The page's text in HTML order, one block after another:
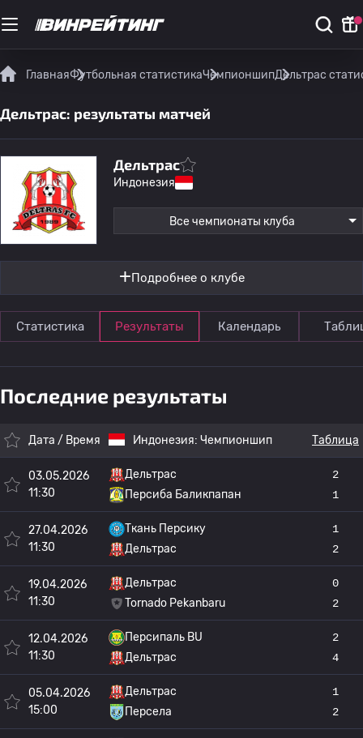
ГлавнаяФутбольная статистикаЧемпионшипДельтрас
Дельтрас: результаты матчей
Дельтрас
Индонезия
Все чемпионаты клуба
Подробнее о клубе
Статистика Результаты Календарь
Последние результаты
Дата / Время Индонезия: Чемпионшип Таблица
03.05.2026
11:30
Дельтрас
Персиба Баликпапан
2
1
27.04.2026
11:30
Ткань Персику
Дельтрас
1
2
19.04.2026
11:30
Дельтрас
Tornado Pekanbaru
0
2
12.04.2026
11:30
Персипаль BU
Дельтрас
2
4
05.04.2026
15:00
Дельтрас
Персела
1
2